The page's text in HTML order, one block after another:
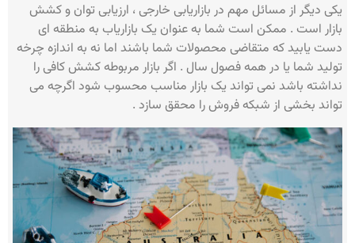
یکی دیگر از مسائل مهم در بازاریابی خارجی ، ارزیابی توان و کشش
بازار است . ممکن است شما به عنوان یک بازاریاب به منطقه ای
دست یابید که متقاضی محصولات شما باشند اما نه به اندازه چرخه
تولید شما یا در همه فصول سال . اگر بازار مربوطه کشش کافی را
نداشته باشد نمی تواند یک بازار مناسب محسوب شود اگرچه می
تواند بخشی از شبکه فروش را محقق سازد .